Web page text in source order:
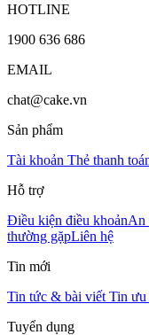
HOTLINE
1900 636 686
EMAIL
chat@cake.vn
Sản phẩm
Tài khoản Thẻ thanh
Hỗ trợ
Điều kiện điều khoảnAn
thường gặpLiên hệ
Tin mới
Tin tức & bài viết Tin ưu
Tuyển dụng